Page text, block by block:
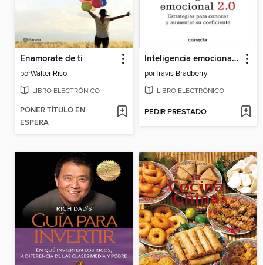
Enamorate de ti
porWalter Riso
LIBRO ELECTRÓNICO
PONER TÍTULO EN
ESPERA
Inteligencia emocional 2.0
porTravis Bradberry
LIBRO ELECTRÓNICO
PEDIR PRESTADO